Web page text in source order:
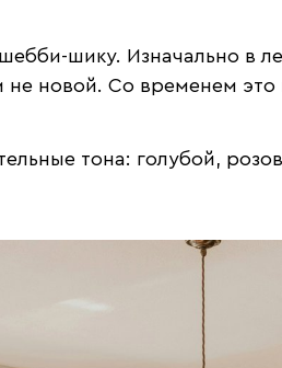
шику. Изначально в
новой. Со временем это
тона: голубой,